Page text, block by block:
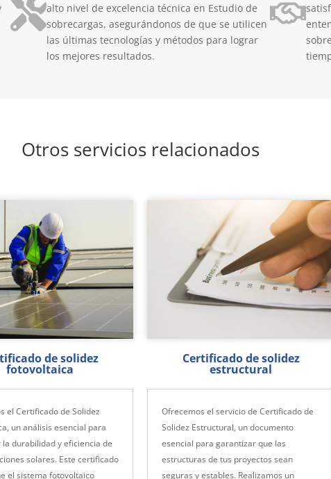
alto nivel de excelencia técnica en Estudio de
sobrecargas, asegurándonos de que se utilicen
las últimas tecnologías y métodos para lograr
los mejores resultados.
Otros servicios relacionados
de solidez
fotovoltaica
el Certificado de Solidez
un análisis esencial para
durabilidad y eficiencia de
solares. Este certificado
el sistema fotovoltaico
Certificado de solidez
estructural
Ofrecemos el servicio de Certificado de
Solidez Estructural, un documento
esencial para garantizar que las
estructuras de tus proyectos sean
seguras y estables. Realizamos un